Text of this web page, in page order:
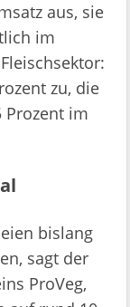
aus, sie
im
zu, die
im
bislang
sagt der
ProVeg,